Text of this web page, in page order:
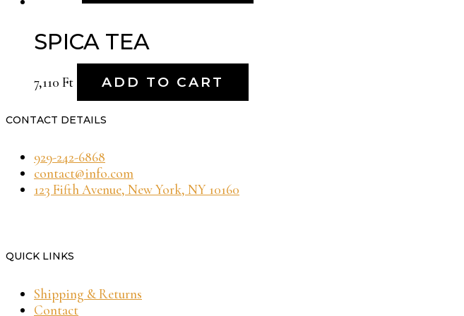
SPICA TEA
7,110 Ft ADD TO CART
CONTACT DETAILS
929-242-6868
contact@info.com
123 Fifth Avenue, New York, NY 10160
QUICK LINKS
Shipping & Returns
Contact